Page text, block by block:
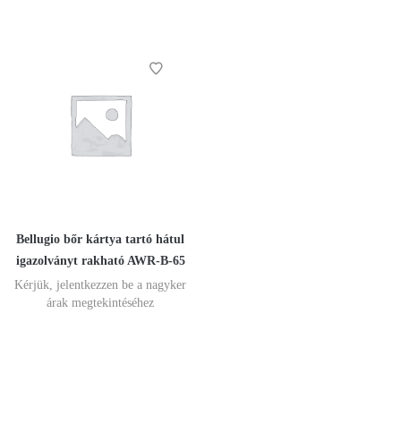
Bellugio bőr kártya tartó hátul
igazolványt rakható AWR-B-65
Kérjük, jelentkezzen be a nagyker
árak megtekintéséhez